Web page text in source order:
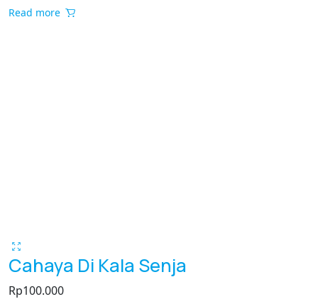
Read more
Cahaya Di Kala Senja
Rp100.000